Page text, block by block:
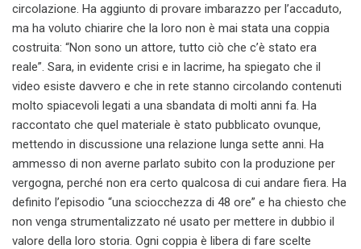
circolazione. Ha aggiunto di provare imbarazzo per l’accaduto,
ma ha voluto chiarire che la loro non è mai stata una coppia
costruita: “Non sono un attore, tutto ciò che c’è stato era
reale”. Sara, in evidente crisi e in lacrime, ha spiegato che il
video esiste davvero e che in rete stanno circolando contenuti
molto spiacevoli legati a una sbandata di molti anni fa. Ha
raccontato che quel materiale è stato pubblicato ovunque,
mettendo in discussione una relazione lunga sette anni. Ha
ammesso di non averne parlato subito con la produzione per
vergogna, perché non era certo qualcosa di cui andare fiera. Ha
definito l’episodio “una sciocchezza di 48 ore” e ha chiesto che
non venga strumentalizzato né usato per mettere in dubbio il
valore della loro storia. Ogni coppia è libera di fare scelte